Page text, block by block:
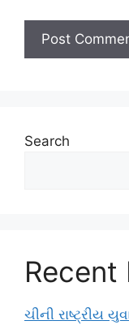
Search
Recent
ચીની રાષ્ટ્રીય